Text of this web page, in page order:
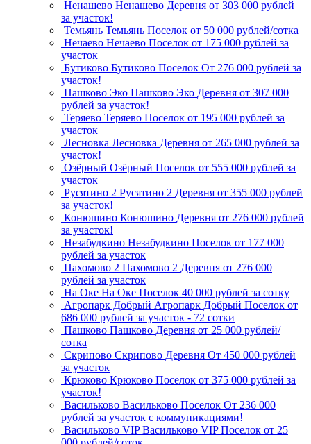
Ненашево Ненашево Деревня от 303 000 рублей
за участок!
Темьянь Темьянь Поселок от 50 000 рублей/сотка
Нечаево Нечаево Поселок от 175 000 рублей за
участок
Бутиково Бутиково Поселок От 276 000 рублей за
участок!
Пашково Эко Пашково Эко Деревня от 307 000
рублей за участок!
Теряево Теряево Поселок от 195 000 рублей за
участок
Лесновка Лесновка Деревня от 265 000 рублей за
участок!
Озёрный Озёрный Поселок от 555 000 рублей за
участок
Русятино 2 Русятино 2 Деревня от 355 000 рублей
за участок!
Конюшино Конюшино Деревня от 276 000 рублей
за участок!
Незабудкино Незабудкино Поселок от 177 000
рублей за участок
Пахомово 2 Пахомово 2 Деревня от 276 000
рублей за участок
На Оке На Оке Поселок 40 000 рублей за сотку
Агропарк Добрый Агропарк Добрый Поселок от
686 000 рублей за участок - 72 сотки
Пашково Пашково Деревня от 25 000 рублей/
сотка
Скрипово Скрипово Деревня От 450 000 рублей
за участок
Крюково Крюково Поселок от 375 000 рублей за
участок!
Васильково Васильково Поселок От 236 000
рублей за участок с коммуникациями!
Васильково VIP Васильково VIP Поселок от 25